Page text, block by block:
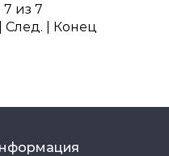
7 из 7
| След. | Конец